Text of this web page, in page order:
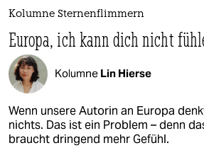
Kolumne Sternenflimmern
Europa, ich kann dich nicht
Kolumne Lin Hierse
Wenn unsere Autorin an Europa
nichts. Das ist ein Problem – denn
braucht dringend mehr Gefühl.